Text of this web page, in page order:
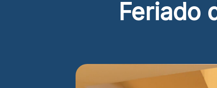
Feriado